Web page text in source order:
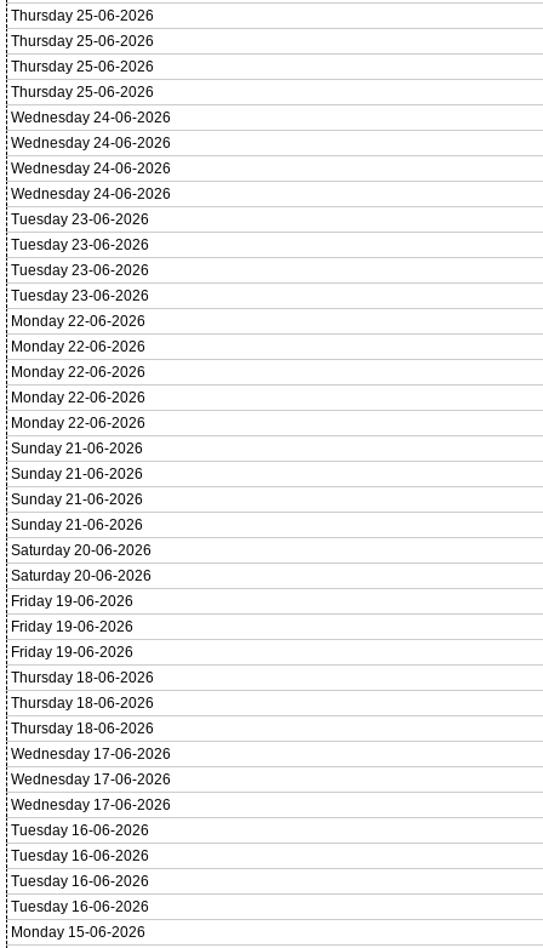
Thursday 25-06-2026
Thursday 25-06-2026
Thursday 25-06-2026
Thursday 25-06-2026
Wednesday 24-06-2026
Wednesday 24-06-2026
Wednesday 24-06-2026
Wednesday 24-06-2026
Tuesday 23-06-2026
Tuesday 23-06-2026
Tuesday 23-06-2026
Tuesday 23-06-2026
Monday 22-06-2026
Monday 22-06-2026
Monday 22-06-2026
Monday 22-06-2026
Monday 22-06-2026
Sunday 21-06-2026
Sunday 21-06-2026
Sunday 21-06-2026
Sunday 21-06-2026
Saturday 20-06-2026
Saturday 20-06-2026
Friday 19-06-2026
Friday 19-06-2026
Friday 19-06-2026
Thursday 18-06-2026
Thursday 18-06-2026
Thursday 18-06-2026
Wednesday 17-06-2026
Wednesday 17-06-2026
Wednesday 17-06-2026
Tuesday 16-06-2026
Tuesday 16-06-2026
Tuesday 16-06-2026
Tuesday 16-06-2026
Monday 15-06-2026